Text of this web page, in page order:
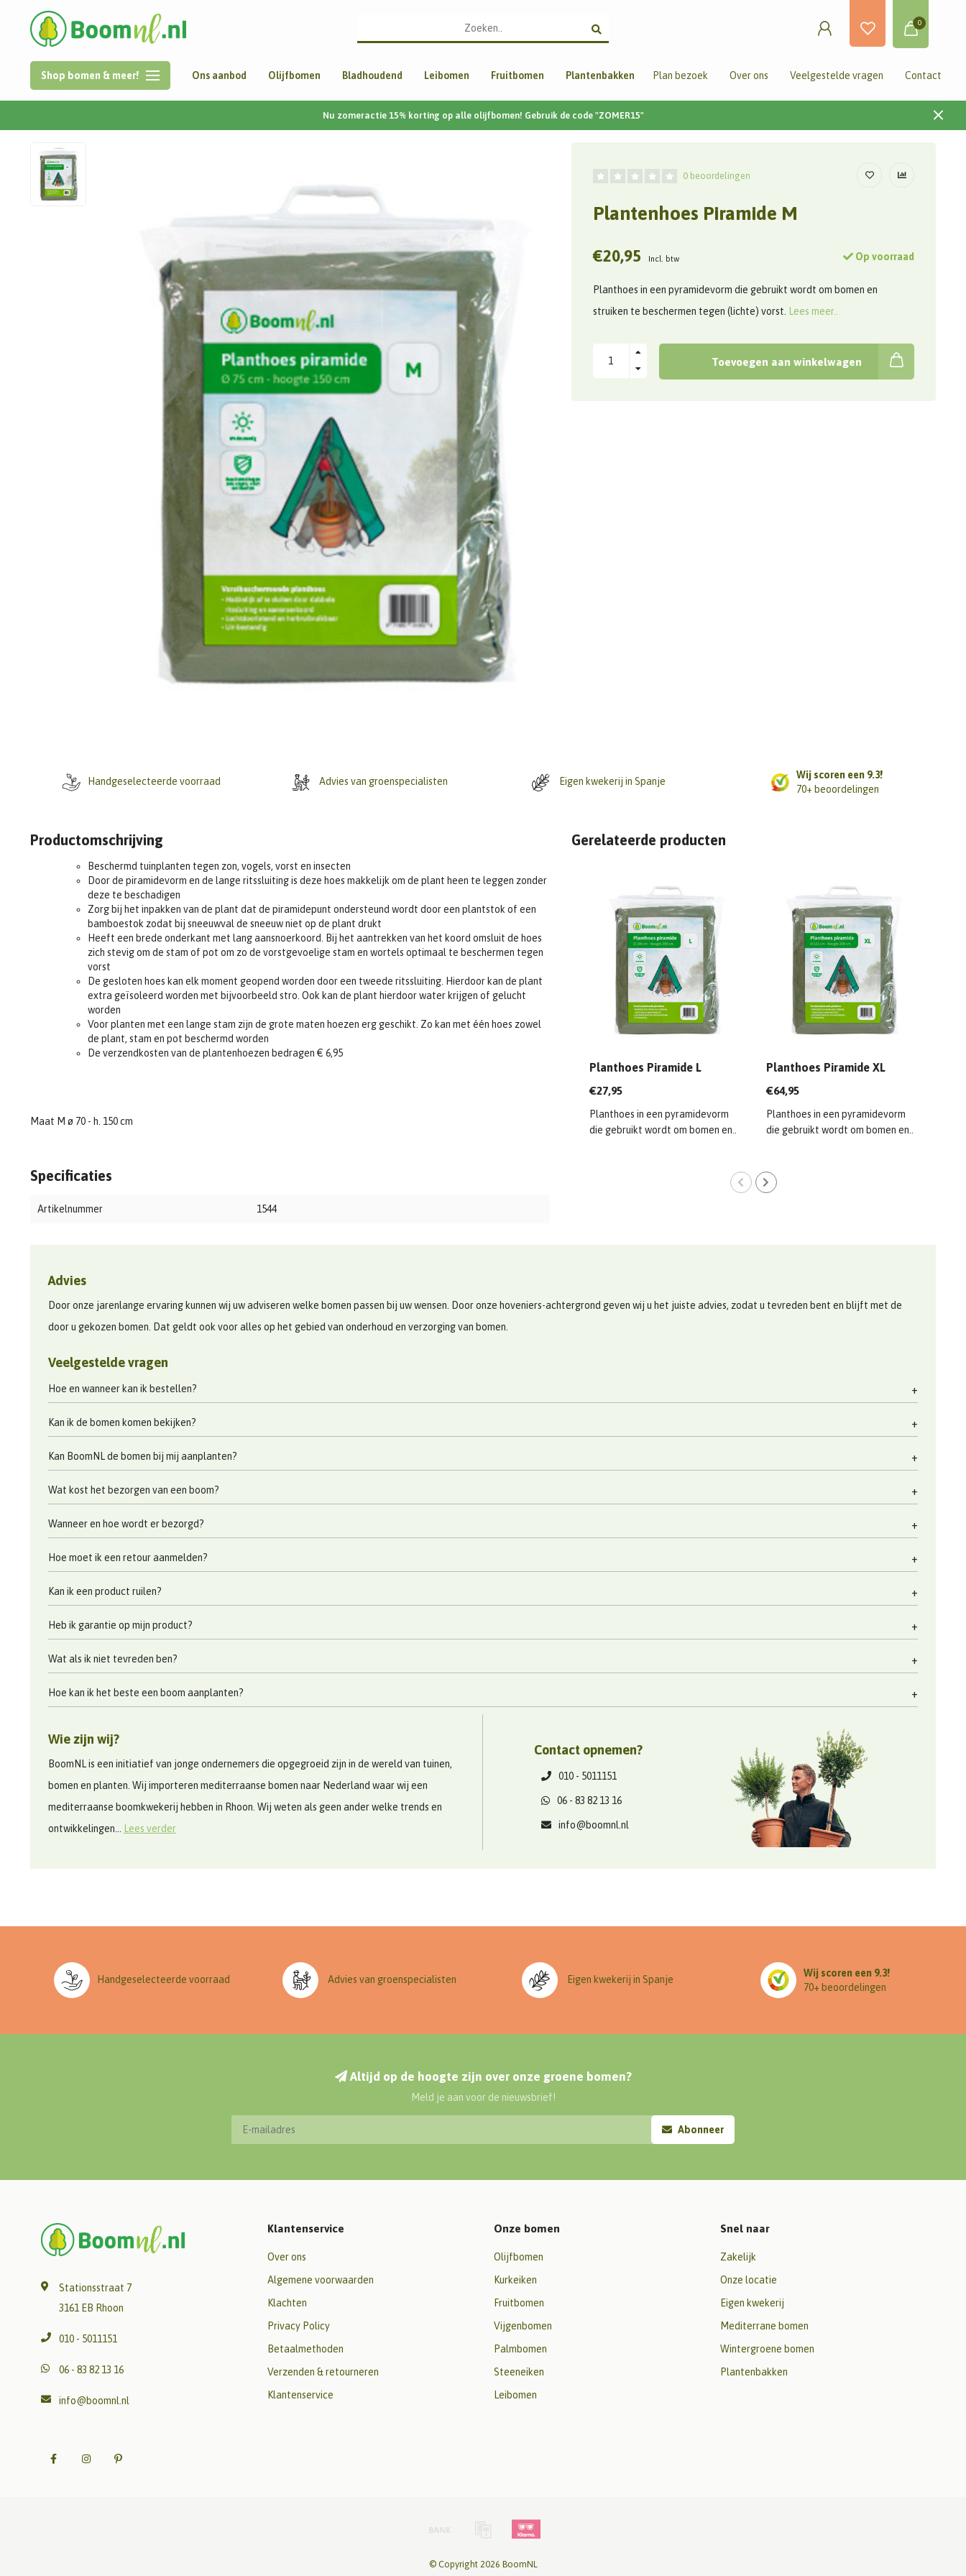
0
Shop bomen & meer! Ons aanbod Olijfbomen Bladhoudend Leibomen Fruitbomen Plantenbakken Plan bezoek Over ons Veelgestelde vragen Contact
Nu zomeractie 15% korting op alle olijfbomen! Gebruik de code "ZOMER15"
0 beoordelingen
Plantenhoes Piramide M
€20,95 Incl. btw Op voorraad
Planthoes in een pyramidevorm die gebruikt wordt om bomen en
struiken te beschermen tegen (lichte) vorst.
Lees meer..
Toevoegen aan winkelwagen
Handgeselecteerde voorraad Advies van groenspecialisten Eigen kwekerij in Spanje
Wij scoren een 9.3!
70+ beoordelingen
Productomschrijving
Beschermd tuinplanten tegen zon, vogels, vorst en insecten
Door de piramidevorm en de lange ritssluiting is deze hoes makkelijk om de plant heen te leggen zonder
deze te beschadigen
Zorg bij het inpakken van de plant dat de piramidepunt ondersteund wordt door een plantstok of een
bamboestok zodat bij sneeuwval de sneeuw niet op de plant drukt
Heeft een brede onderkant met lang aansnoerkoord. Bij het aantrekken van het koord omsluit de hoes
zich stevig om de stam of pot om zo de vorstgevoelige stam en wortels optimaal te beschermen tegen
vorst
De gesloten hoes kan elk moment geopend worden door een tweede ritssluiting. Hierdoor kan de plant
extra geïsoleerd worden met bijvoorbeeld stro. Ook kan de plant hierdoor water krijgen of gelucht
worden
Voor planten met een lange stam zijn de grote maten hoezen erg geschikt. Zo kan met één hoes zowel
de plant, stam en pot beschermd worden
De verzendkosten van de plantenhoezen bedragen € 6,95
Maat M ø 70 - h. 150 cm
Specificaties
Artikelnummer 1544
Gerelateerde producten
Planthoes Piramide L
€27,95
Planthoes in een pyramidevorm
die gebruikt wordt om bomen en..
Planthoes Piramide XL
€64,95
Planthoes in een pyramidevorm
die gebruikt wordt om bomen en..
Advies
Door onze jarenlange ervaring kunnen wij uw adviseren welke bomen passen bij uw wensen. Door onze hoveniers-achtergrond geven wij u het juiste advies, zodat u tevreden bent en blijft met de
door u gekozen bomen. Dat geldt ook voor alles op het gebied van onderhoud en verzorging van bomen.
Veelgestelde vragen
Hoe en wanneer kan ik bestellen?
Kan ik de bomen komen bekijken?
Kan BoomNL de bomen bij mij aanplanten?
Wat kost het bezorgen van een boom?
Wanneer en hoe wordt er bezorgd?
Hoe moet ik een retour aanmelden?
Kan ik een product ruilen?
Heb ik garantie op mijn product?
Wat als ik niet tevreden ben?
Hoe kan ik het beste een boom aanplanten?
Wie zijn wij?
BoomNL is een initiatief van jonge ondernemers die opgegroeid zijn in de wereld van tuinen,
bomen en planten. Wij importeren mediterraanse bomen naar Nederland waar wij een
mediterraanse boomkwekerij hebben in Rhoon. Wij weten als geen ander welke trends en
ontwikkelingen...
Lees verder
Contact opnemen?
010 - 5011151
06 - 83 82 13 16
info@boomnl.nl
Handgeselecteerde voorraad Advies van groenspecialisten Eigen kwekerij in Spanje
Wij scoren een 9.3!
70+ beoordelingen
Altijd op de hoogte zijn over onze groene bomen?
Meld je aan voor de nieuwsbrief!
Abonneer
Stationsstraat 7
3161 EB Rhoon
010 - 5011151
06 - 83 82 13 16
info@boomnl.nl
Klantenservice
Over ons
Algemene voorwaarden
Klachten
Privacy Policy
Betaalmethoden
Verzenden & retourneren
Klantenservice
Onze bomen
Olijfbomen
Kurkeiken
Fruitbomen
Vijgenbomen
Palmbomen
Steeneiken
Leibomen
Snel naar
Zakelijk
Onze locatie
Eigen kwekerij
Mediterrane bomen
Wintergroene bomen
Plantenbakken
© Copyright 2026 BoomNL